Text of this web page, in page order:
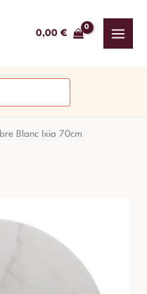
0,00 €
Blanc Ixia 70cm